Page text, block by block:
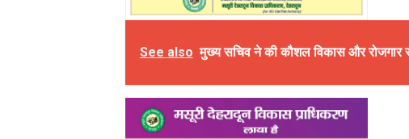
See also मुख्य सचिव ने की कौशल विकास और रोजगार